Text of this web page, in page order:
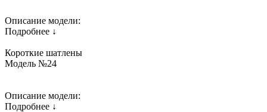
Описание модели:
Подробнее ↓
Короткие шатлены
Модель №24
Описание модели:
Подробнее ↓